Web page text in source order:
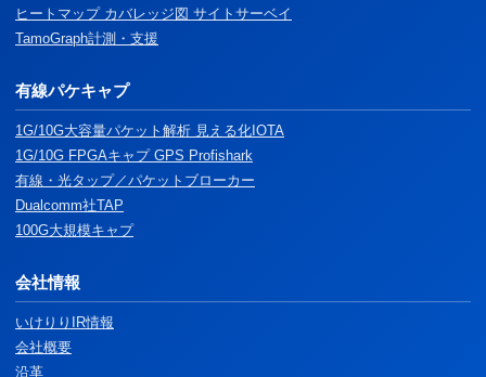
ヒートマップ カバレッジ図 サイトサーベイ
TamoGraph計測・支援
有線パケキャプ
1G/10G大容量パケット解析 見える化IOTA
1G/10G FPGAキャプ GPS Profishark
有線・光タップ／パケットブローカー
Dualcomm社TAP
100G大規模キャプ
会社情報
いけりりIR情報
会社概要
沿革